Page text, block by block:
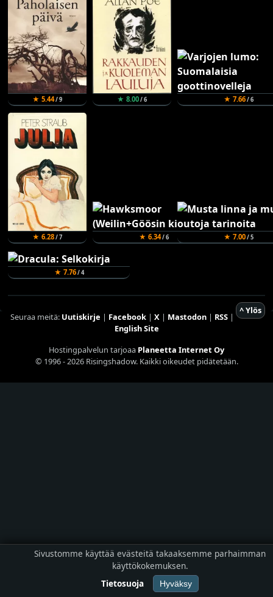
★ 5.44/ 9 ★ 8.00/ 6 ★ 7.66/ 6
★ 6.28/ 7 ★ 6.34/ 6 ★ 7.00/ 5
★ 7.76/ 4
^ Ylös
Seuraa meitä: Uutiskirje | Facebook| X| Mastodon| RSS|
English Site
Hostingpalvelun tarjoaa Planeetta Internet Oy
© 1996 - 2026 Risingshadow. Kaikki oikeudet pidätetään.
Sivustomme käyttää evästeitä takaaksemme parhaimman
käyttökokemuksen.
Tietosuoja
Hyväksy